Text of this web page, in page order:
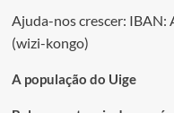
Mawangu,
o
do
Ajuda-nos crescer: IBAN:
(wizi-kongo)
A população do Uige